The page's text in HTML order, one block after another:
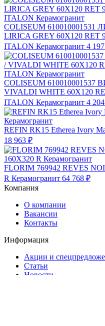
COLISEUM
LIRICA GREY 60X120 RET
ITALON Керамогранит 4
COLISEUM
VIVALDI WHITE 60X120
ITALON Керамогранит 4
REFIN RK15 Etherea Ivory
18 963 ₽
FLORIM 769942 REVES
R Керамогранит 64 768 ₽
Компания
О компании
Вакансии
Контакты
Информация
Акции и
Статьи
Новости